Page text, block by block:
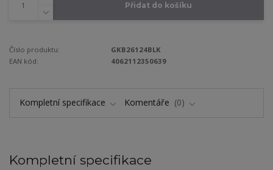
Přidat do košíku
Číslo produktu:
GKB26124BLK
EAN kód:
4062112350639
Kompletní specifikace Komentáře 0
Kompletní specifikace